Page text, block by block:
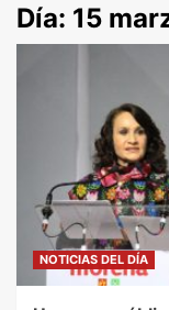
Día: 15
NOTICIAS DEL DÍA